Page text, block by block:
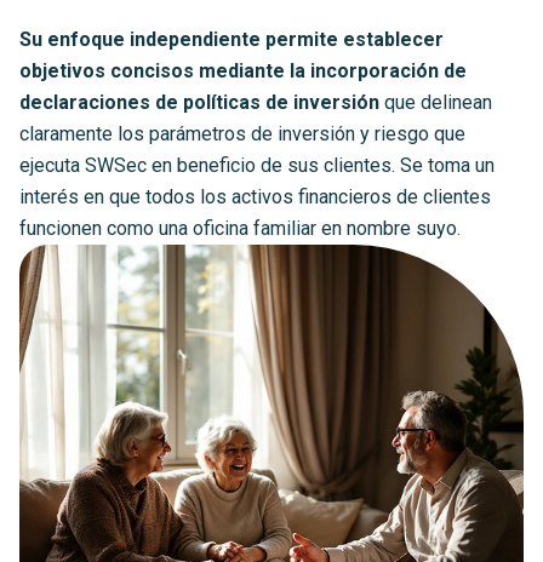
Su enfoque independiente permite establecer
objetivos concisos mediante la incorporación de
declaraciones de políticas de inversión que delinean
claramente los parámetros de inversión y riesgo que
ejecuta SWSec en beneficio de sus clientes. Se toma un
interés en que todos los activos financieros de clientes
funcionen como una oficina familiar en nombre suyo.